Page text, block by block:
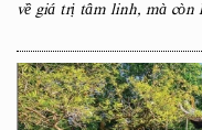
về giá trị tâm linh, mà còn